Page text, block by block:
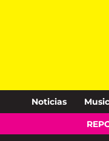
Noticias